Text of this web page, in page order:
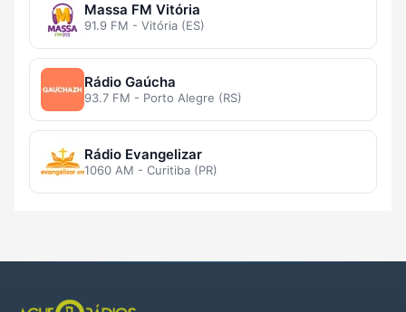
Massa FM Vitória
91.9 FM - Vitória (ES)
Rádio Gaúcha
93.7 FM - Porto Alegre (RS)
Rádio Evangelizar
1060 AM - Curitiba (PR)